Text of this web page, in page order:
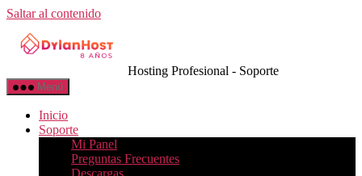
Saltar al contenido
Hosting Profesional - Soporte
Menú
Inicio
Soporte
Mi Panel
Preguntas Frecuentes
Descargas